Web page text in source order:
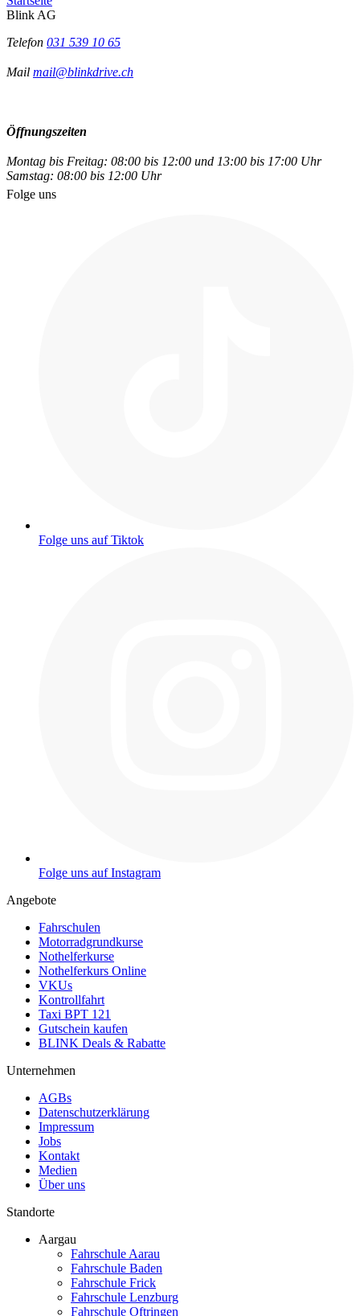
Blink AG
Telefon 031 539 10 65
Mail mail@blinkdrive.ch
Öffnungszeiten
Montag bis Freitag: 08:00 bis 12:00 und 13:00 bis 17:00 Uhr
Samstag: 08:00 bis 12:00 Uhr
Folge uns
Folge uns auf Tiktok
Folge uns auf Instagram
Angebote
Fahrschulen
Motorradgrundkurse
Nothelferkurse
Nothelferkurs Online
VKUs
Kontrollfahrt
Taxi BPT 121
Gutschein kaufen
BLINK Deals & Rabatte
Unternehmen
AGBs
Datenschutzerklärung
Impressum
Jobs
Kontakt
Medien
Über uns
Standorte
Aargau
Fahrschule Aarau
Fahrschule Baden
Fahrschule Frick
Fahrschule Lenzburg
Fahrschule Oftringen